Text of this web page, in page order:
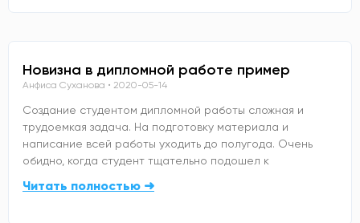
Новизна в дипломной работе пример
Анфиса Суханова 2020-05-14
Создание студентом дипломной работы сложная и
трудоемкая задача. На подготовку материала и
написание всей работы уходить до полугода. Очень
обидно, когда студент тщательно подошел к
Читать полностью ➜